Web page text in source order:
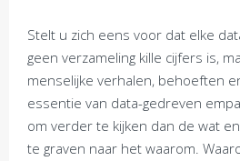
Stelt u zich eens voor dat elke
geen verzameling kille cijfers is,
menselijke verhalen, behoeften
essentie van data-gedreven
om verder te kijken dan de wat
te graven naar het waarom.